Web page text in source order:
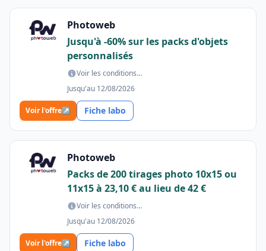
Photoweb
Jusqu'à -60% sur les packs d'objets
personnalisés
Voir les conditions…
Jusqu'au 12/08/2026
Voir l'offre↗ Fiche labo
Photoweb
Packs de 200 tirages photo 10x15 ou
11x15 à 23,10 € au lieu de 42 €
Voir les conditions…
Jusqu'au 12/08/2026
Voir l'offre↗ Fiche labo